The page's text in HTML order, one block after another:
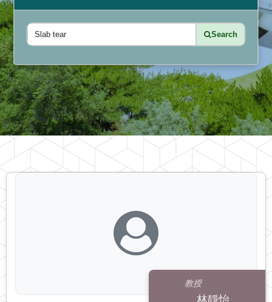
Search
教授
林靜怡